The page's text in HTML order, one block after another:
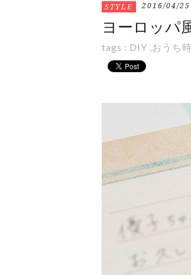
STYLE 2016/04/25
ヨーロッパ
tags : DIY ,おうち